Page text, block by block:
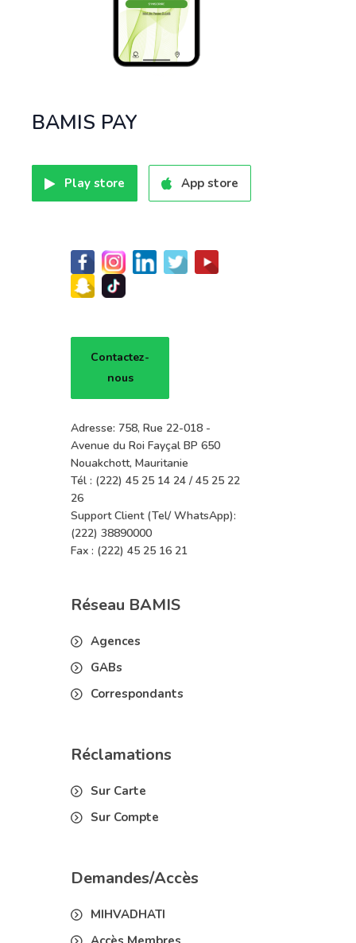
BAMIS PAY
Play store App store
Contactez-
nous
Adresse: 758, Rue 22-018 -
Avenue du Roi Fayçal BP 650
Nouakchott, Mauritanie
Tél : (222) 45 25 14 24 / 45 25 22
26
Support Client (Tel/ WhatsApp):
(222) 38890000
Fax : (222) 45 25 16 21
Réseau BAMIS
Agences
GABs
Correspondants
Réclamations
Sur Carte
Sur Compte
Demandes/Accès
MIHVADHATI